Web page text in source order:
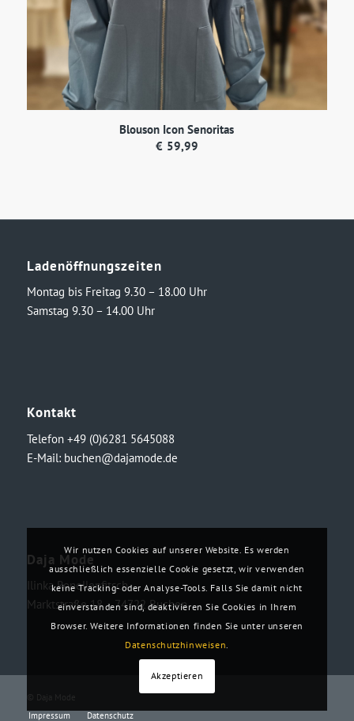
Blouson Icon Senoritas
€ 59,99
Ladenöffnungszeiten
Montag bis Freitag 9.30 – 18.00 Uhr
Samstag 9.30 – 14.00 Uhr
Kontakt
Telefon +49 (0)6281 5645088
E-Mail: buchen@dajamode.de
Daja Mode
Ilinka Ronellenfitsch
Marktstraße 18・74722 Buchen
© Daja Mode
Impressum
Datenschutz
Wir nutzen Cookies auf unserer Website. Es werden
ausschließlich essenzielle Cookie gesetzt, wir verwenden
keine Tracking- oder Analyse-Tools. Falls Sie damit nicht
einverstanden sind, deaktivieren Sie Cookies in Ihrem
Browser. Weitere Informationen finden Sie unter unseren
Datenschutzhinweisen.
Akzeptieren